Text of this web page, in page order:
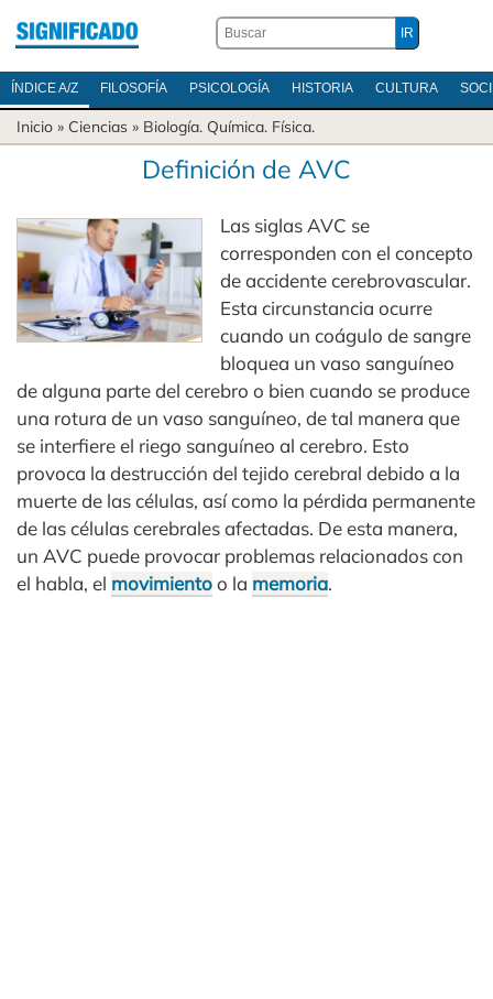
ÍNDICE A/Z FILOSOFÍA PSICOLOGÍA HISTORIA CULTURA
Inicio » Ciencias » Biología. Química. Física.
Definición de AVC
Las siglas AVC se
corresponden con el concepto
de accidente cerebrovascular.
Esta circunstancia ocurre
cuando un coágulo de sangre
bloquea un vaso sanguíneo
de alguna parte del cerebro o bien cuando se produce
una rotura de un vaso sanguíneo, de tal manera que
se interfiere el riego sanguíneo al cerebro. Esto
provoca la destrucción del tejido cerebral debido a la
muerte de las células, así como la pérdida permanente
de las células cerebrales afectadas. De esta manera,
un AVC puede provocar problemas relacionados con
el habla, el movimientoo la memoria.